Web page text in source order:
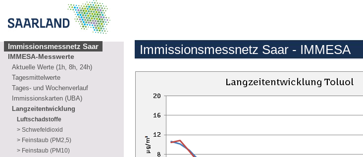
Immissionsmessnetz Saar
IMMESA-Messwerte
Aktuelle Werte (1h, 8h, 24h)
Tagesmittelwerte
Tages- und Wochenverlauf
Immissionskarten (UBA)
Langzeitentwicklung
Luftschadstoffe
> Schwefeldioxid
> Feinstaub (PM2,5)
> Feinstaub (PM10)
Immissionsmessnetz Saar - IMMESA